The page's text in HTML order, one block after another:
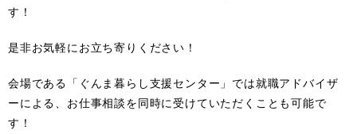
す！
是非お気軽にお立ち寄りください！
会場である「ぐんま暮らし支援センター」では就職アドバイザ
ーによる、お仕事相談を同時に受けていただくことも可能で
す！